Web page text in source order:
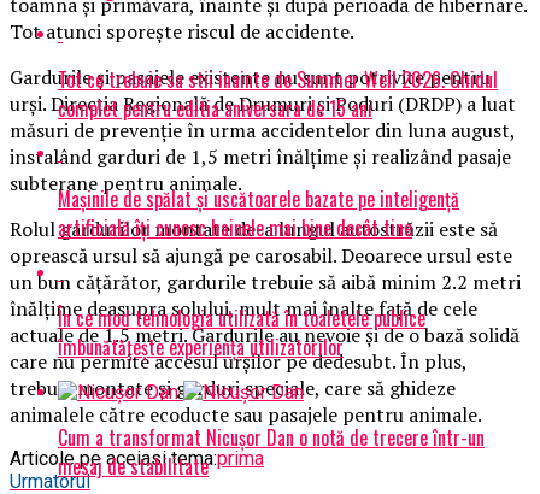
Tot atunci sporeşte riscul de accidente.
Gardurile şi pasajele existente nu sunt potrivite pentru
urşi. Direcţia Regională de Drumuri şi Poduri (DRDP) a luat
măsuri de prevenţie în urma accidentelor din luna august,
instalând garduri de 1,5 metri înălţime şi realizând pasaje
subterane pentru animale.
Rolul gardurilor montate de-a lungul autostrăzii este să
oprească ursul să ajungă pe carosabil. Deoarece ursul este
un bun căţărător, gardurile trebuie să aibă minim 2.2 metri
înălţime deasupra solului, mult mai înalte faţă de cele
actuale de 1.5 metri. Gardurile au nevoie şi de o bază solidă
care nu permite accesul urşilor pe dedesubt. În plus,
trebuie montate şi garduri speciale, care să ghideze
animalele către ecoducte sau pasajele pentru animale.
Articole pe aceiasi tema:prima
Urmatorul
Tot ce trebuie sa stii inainte de Summer Well 2026. Ghidul
complet pentru editia aniversara de 15 ani
Mașinile de spălat și uscătoarele bazate pe inteligență
artificială îți cunosc hainele mai bine decât tine
În ce mod tehnologia utilizată în toaletele publice
îmbunătățește experiența utilizatorilor
Cum a transformat Nicușor Dan o notă de trecere într-un
mesaj de stabilitate